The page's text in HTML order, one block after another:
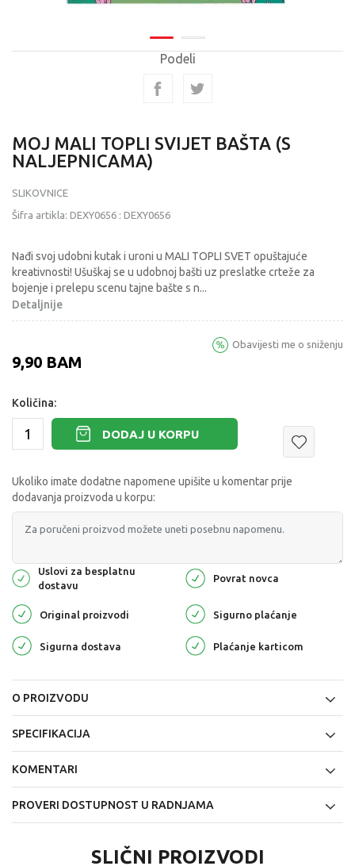
Podeli
MOJ MALI TOPLI SVIJET BAŠTA (S
NALJEPNICAMA)
SLIKOVNICE
Šifra artikla: DEXY0656 : DEXY0656
Nađi svoj udobni kutak i uroni u MALI TOPLI SVET opuštajuće
kreativnosti! Ušuškaj se u udobnoj bašti uz preslatke crteže za
bojenje i prelepu scenu tajne bašte s n...
Detaljnije
9,90 BAM
Obavijesti me o sniženju
Količina:
DODAJ U KORPU
Ukoliko imate dodatne napomene upišite u komentar prije
dodavanja proizvoda u korpu:
Uslovi za besplatnu
dostavu
Povrat novca
Original proizvodi Sigurno plaćanje
Sigurna dostava Plaćanje karticom
O PROIZVODU
SPECIFIKACIJA
KOMENTARI
PROVERI DOSTUPNOST U RADNJAMA
SLIČNI PROIZVODI